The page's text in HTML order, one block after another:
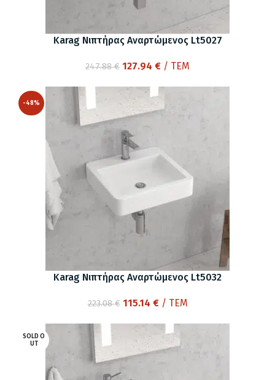
Karag Νιπτήρας Αναρτώμενος Lt5027
247.88€ Original
247.88 €.
127.94 €Η
είναι:
127.94 €.
/ ΤΕΜ
-48%
Karag Νιπτήρας Αναρτώμενος Lt5032
223.08€ Original
was:
223.08 €.
115.14 €Η
τιμή
είναι:
/ ΤΕΜ
SOLD O
UT